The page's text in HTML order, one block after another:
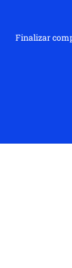
Finalizar